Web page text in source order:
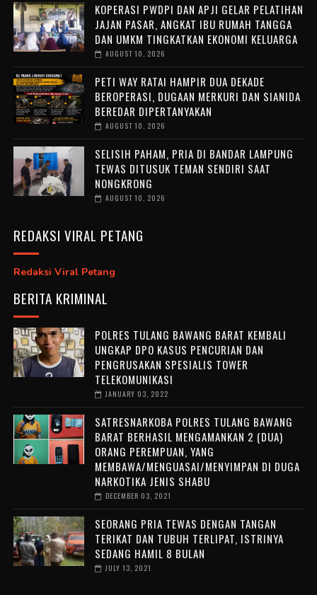
KOPERASI PWDPI DAN APJI GELAR PELATIHAN
JAJAN PASAR, ANGKAT IBU RUMAH TANGGA
DAN UMKM TINGKATKAN EKONOMI KELUARGA
AUGUST 10, 2026
PETI WAY RATAI HAMPIR DUA DEKADE
BEROPERASI, DUGAAN MERKURI DAN SIANIDA
BEREDAR DIPERTANYAKAN
AUGUST 10, 2026
SELISIH PAHAM, PRIA DI BANDAR LAMPUNG
TEWAS DITUSUK TEMAN SENDIRI SAAT
NONGKRONG
AUGUST 10, 2026
REDAKSI VIRAL PETANG
Redaksi Viral Petang
BERITA KRIMINAL
POLRES TULANG BAWANG BARAT KEMBALI
UNGKAP DPO KASUS PENCURIAN DAN
PENGRUSAKAN SPESIALIS TOWER
TELEKOMUNIKASI
JANUARY 03, 2022
SATRESNARKOBA POLRES TULANG BAWANG
BARAT BERHASIL MENGAMANKAN 2 (DUA)
ORANG PEREMPUAN, YANG
MEMBAWA/MENGUASAI/MENYIMPAN DI DUGA
NARKOTIKA JENIS SHABU
DECEMBER 03, 2021
SEORANG PRIA TEWAS DENGAN TANGAN
TERIKAT DAN TUBUH TERLIPAT, ISTRINYA
SEDANG HAMIL 8 BULAN
JULY 13, 2021